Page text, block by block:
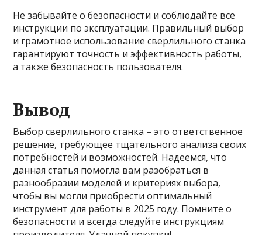
Не забывайте о безопасности и соблюдайте все
инструкции по эксплуатации. Правильный выбор
и грамотное использование сверлильного станка
гарантируют точность и эффективность работы,
а также безопасность пользователя.
Вывод
Выбор сверлильного станка – это ответственное
решение, требующее тщательного анализа своих
потребностей и возможностей. Надеемся, что
данная статья помогла вам разобраться в
разнообразии моделей и критериях выбора,
чтобы вы могли приобрести оптимальный
инструмент для работы в 2025 году. Помните о
безопасности и всегда следуйте инструкциям